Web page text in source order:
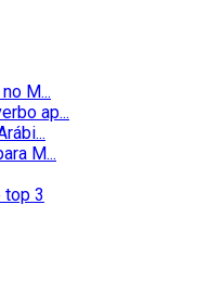
M...
ap...
M...
top 3